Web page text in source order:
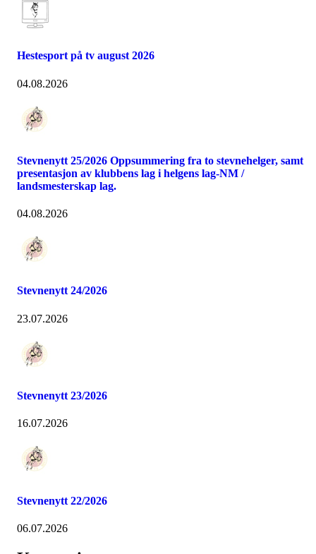
Hestesport på tv august 2026
04.08.2026
Stevnenytt 25/2026 Oppsummering fra to stevnehelger, samt
presentasjon av klubbens lag i helgens lag-NM /
landsmesterskap lag.
04.08.2026
Stevnenytt 24/2026
23.07.2026
Stevnenytt 23/2026
16.07.2026
Stevnenytt 22/2026
06.07.2026